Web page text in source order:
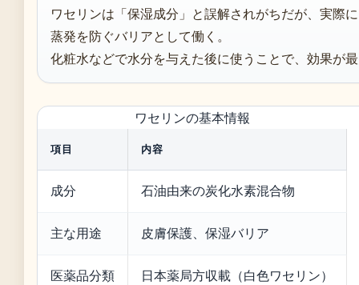
ワセリンは「保湿成分」と誤解されがちだが、実際
蒸発を防ぐバリアとして働く。
化粧水などで水分を与えた後に使うことで、効果が
ワセリンの基本情報
項目 内容
成分 石油由来の炭化水素混合物
主な用途 皮膚保護、保湿バリア
医薬品分類 日本薬局方収載（白色ワセリン）